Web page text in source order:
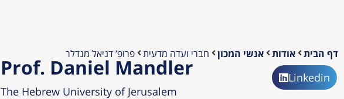
דף הבית אודות אנשי המכון חברי ועדה מדעית פרופ’ דניאל מנדלר
Linkedin
Prof. Daniel Mandler
The Hebrew University of Jerusalem